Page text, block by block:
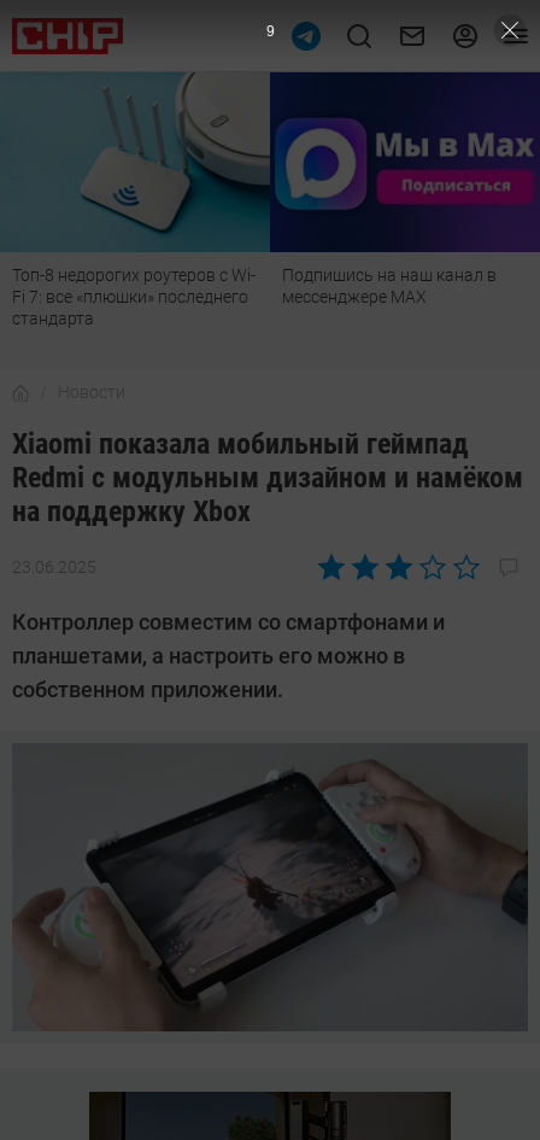
Топ-8 недорогих роутеров с Wi-
Fi 7: все «плюшки» последнего
стандарта
Подпишись на наш канал в
мессенджере МАХ
Новости
Xiaomi показала мобильный геймпад
Redmi с модульным дизайном и намёком
на поддержку Xbox
23.06.2025
Автор:
Довлатова
Контроллер совместим со смартфонами и
планшетами, а настроить его можно в
собственном приложении.
8